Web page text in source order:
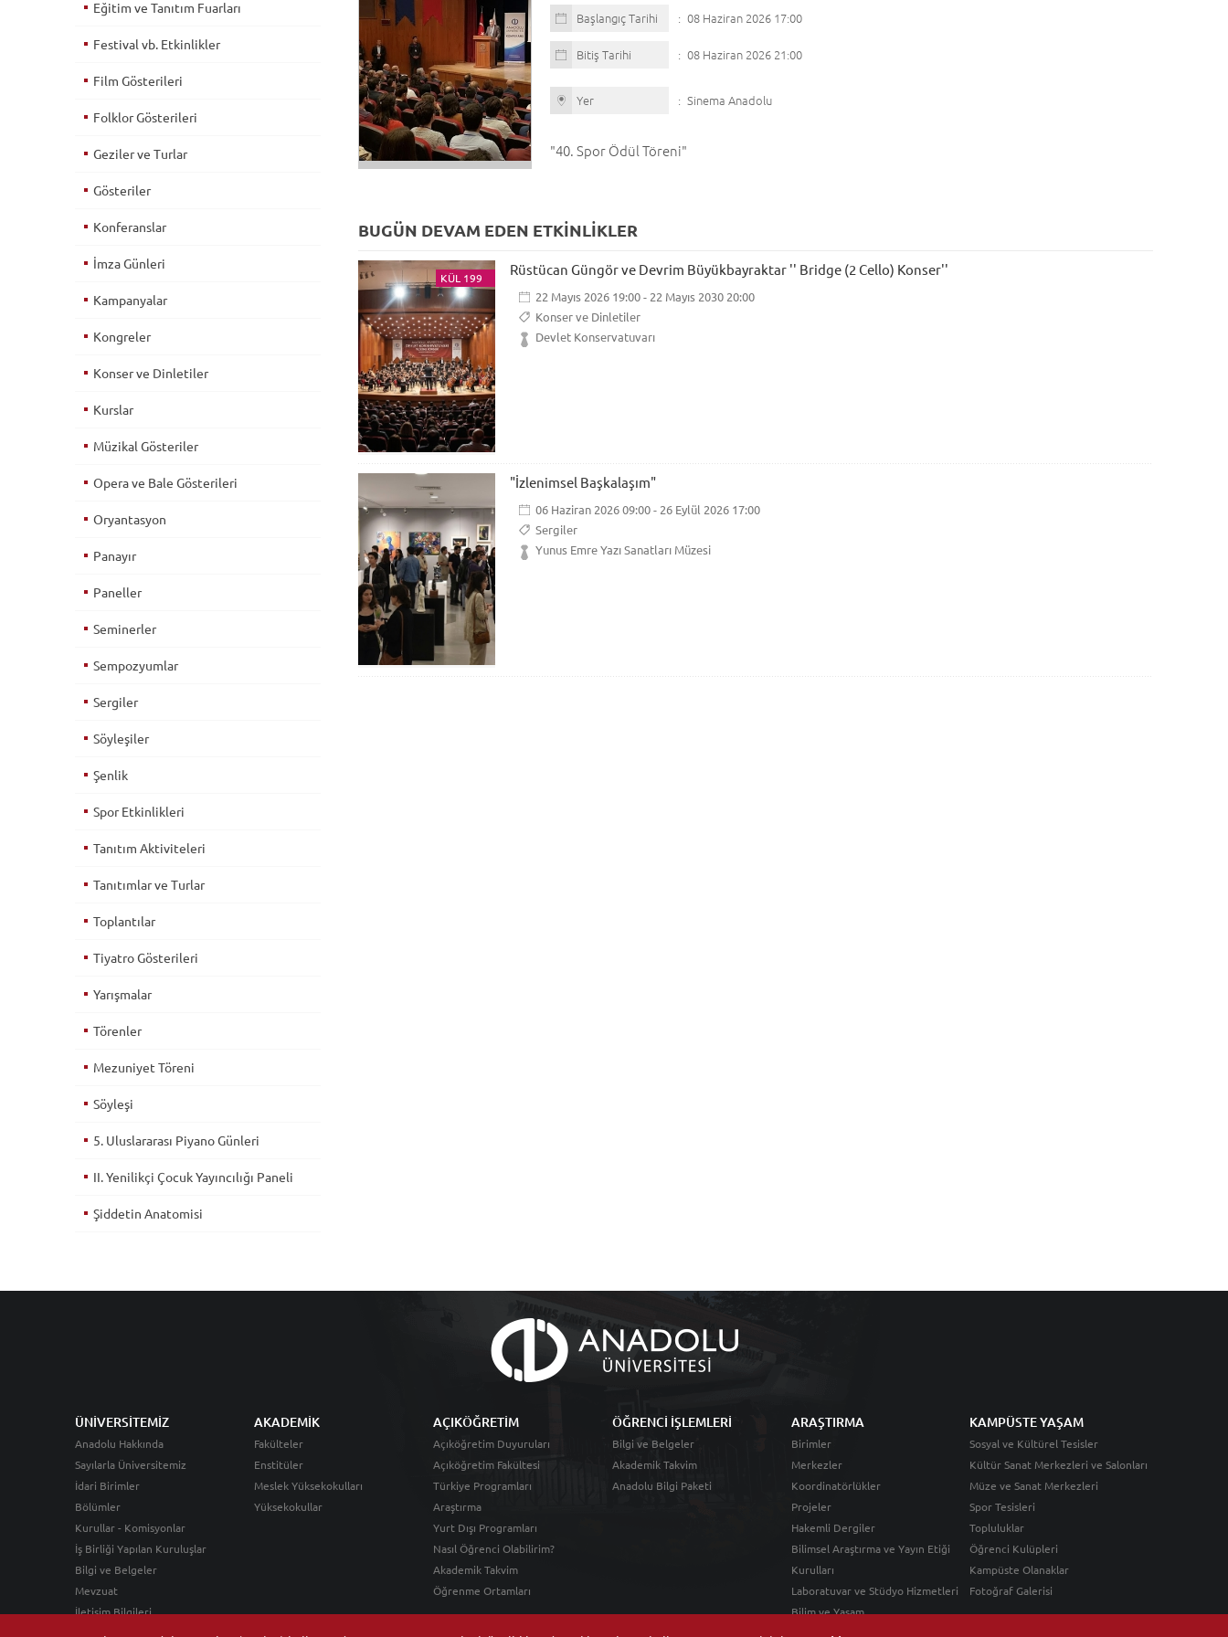
Başlangıç Tarihi 08 Haziran 2026 17:00
Bitiş Tarihi 08 Haziran 2026 21:00
Yer Sinema Anadolu
"40. Spor Ödül Töreni"
BUGÜN DEVAM EDEN ETKİNLİKLER
KÜL 199 Rüstücan Güngör ve Devrim Büyükbayraktar '' Bridge (2 Cello) Konser''
22 Mayıs 2026 19:00 - 22 Mayıs 2030 20:00
Konser ve Dinletiler
Devlet Konservatuvarı
"İzlenimsel Başkalaşım"
06 Haziran 2026 09:00 - 26 Eylül 2026 17:00
Sergiler
Yunus Emre Yazı Sanatları Müzesi
Eğitim ve Tanıtım Fuarları
Festival vb. Etkinlikler
Film Gösterileri
Folklor Gösterileri
Geziler ve Turlar
Gösteriler
Konferanslar
İmza Günleri
Kampanyalar
Kongreler
Konser ve Dinletiler
Kurslar
Müzikal Gösteriler
Opera ve Bale Gösterileri
Oryantasyon
Panayır
Paneller
Seminerler
Sempozyumlar
Sergiler
Söyleşiler
Şenlik
Spor Etkinlikleri
Tanıtım Aktiviteleri
Tanıtımlar ve Turlar
Toplantılar
Tiyatro Gösterileri
Yarışmalar
Törenler
Mezuniyet Töreni
Söyleşi
5. Uluslararası Piyano Günleri
II. Yenilikçi Çocuk Yayıncılığı Paneli
Şiddetin Anatomisi
ÜNİVERSİTEMİZ
Anadolu Hakkında
Sayılarla Üniversitemiz
İdari Birimler
Bölümler
Kurullar - Komisyonlar
İş Birliği Yapılan Kuruluşlar
Bilgi ve Belgeler
Mevzuat
İletişim Bilgileri
AKADEMİK
Fakülteler
Enstitüler
Meslek Yüksekokulları
Yüksekokullar
AÇIKÖĞRETİM
Açıköğretim Duyuruları
Açıköğretim Fakültesi
Türkiye Programları
Araştırma
Yurt Dışı Programları
Nasıl Öğrenci Olabilirim?
Akademik Takvim
Öğrenme Ortamları
ÖĞRENCİ İŞLEMLERİ
Bilgi ve Belgeler
Akademik Takvim
Anadolu Bilgi Paketi
ARAŞTIRMA
Birimler
Merkezler
Koordinatörlükler
Projeler
Hakemli Dergiler
Bilimsel Araştırma ve Yayın Etiği
Kurulları
Laboratuvar ve Stüdyo Hizmetleri
Bilim ve Yaşam
KAMPÜSTE YAŞAM
Sosyal ve Kültürel Tesisler
Kültür Sanat Merkezleri ve Salonları
Müze ve Sanat Merkezleri
Spor Tesisleri
Topluluklar
Öğrenci Kulüpleri
Kampüste Olanaklar
Fotoğraf Galerisi